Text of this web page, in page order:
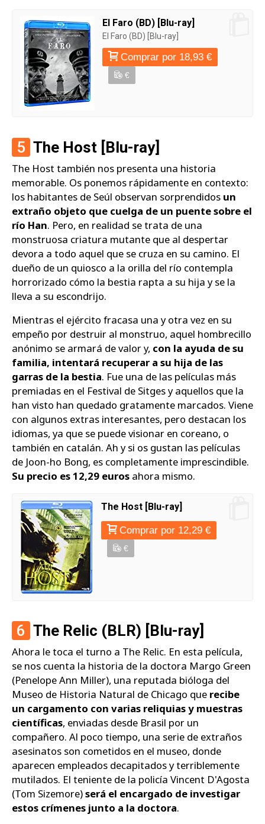
El Faro (BD) [Blu-ray]
El Faro (BD) [Blu-ray]
Comprar por 18,93 €
€
5 The Host [Blu-ray]
The Host también nos presenta una historia
memorable. Os ponemos rápidamente en contexto:
los habitantes de Seúl observan sorprendidos un
extraño objeto que cuelga de un puente sobre el
río Han. Pero, en realidad se trata de una
monstruosa criatura mutante que al despertar
devora a todo aquel que se cruza en su camino. El
dueño de un quiosco a la orilla del río contempla
horrorizado cómo la bestia rapta a su hija y se la
lleva a su escondrijo.
Mientras el ejército fracasa una y otra vez en su
empeño por destruir al monstruo, aquel hombrecillo
anónimo se armará de valor y, con la ayuda de su
familia, intentará recuperar a su hija de las
garras de la bestia. Fue una de las películas más
premiadas en el Festival de Sitges y aquellos que la
han visto han quedado gratamente marcados. Viene
con algunos extras interesantes, pero destacan los
idiomas, ya que se puede visionar en coreano, o
también en catalán. Ah y si os gustan las películas
de Joon-ho Bong, es completamente imprescindible.
Su precio es 12,29 euros ahora mismo.
The Host [Blu-ray]
Comprar por 12,29 €
€
6 The Relic (BLR) [Blu-ray]
Ahora le toca el turno a The Relic. En esta película,
se nos cuenta la historia de la doctora Margo Green
(Penelope Ann Miller), una reputada bióloga del
Museo de Historia Natural de Chicago que recibe
un cargamento con varias reliquias y muestras
científicas, enviadas desde Brasil por un
compañero. Al poco tiempo, una serie de extraños
asesinatos son cometidos en el museo, donde
aparecen empleados decapitados y terriblemente
mutilados. El teniente de la policía Vincent D'Agosta
(Tom Sizemore)será el encargado de investigar
estos crímenes junto a la doctora.